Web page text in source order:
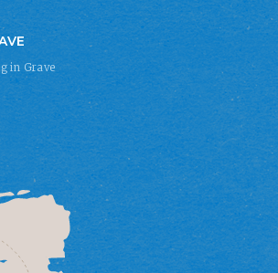
in Grave